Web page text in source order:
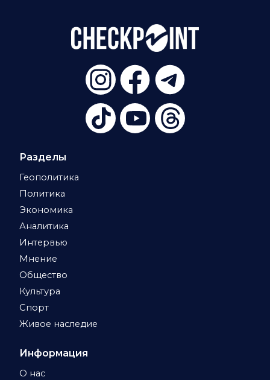
Разделы
Геополитика
Политика
Экономика
Аналитика
Интервью
Мнение
Общество
Культура
Спорт
Живое наследие
Информация
О нас